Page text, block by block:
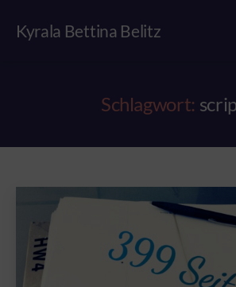
Kyrala Bettina Belitz
Schlagwort: